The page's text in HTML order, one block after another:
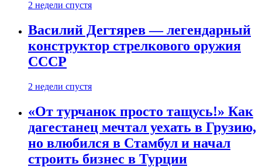
2 недели спустя
Василий Дегтярев — легендарный
конструктор стрелкового оружия
СССР
2 недели спустя
«От турчанок просто тащусь!» Как
дагестанец мечтал уехать в Грузию,
но влюбился в Стамбул и начал
строить бизнес в Турции